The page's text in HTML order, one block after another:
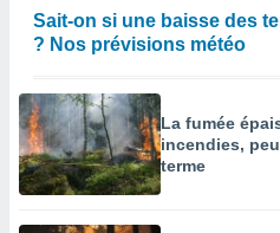
Sait-on si une baisse des
? Nos prévisions météo
La fumée
incendies,
terme